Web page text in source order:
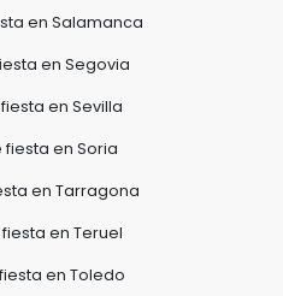
en Salamanca
en Segovia
en Sevilla
en Soria
en Tarragona
en Teruel
en Toledo